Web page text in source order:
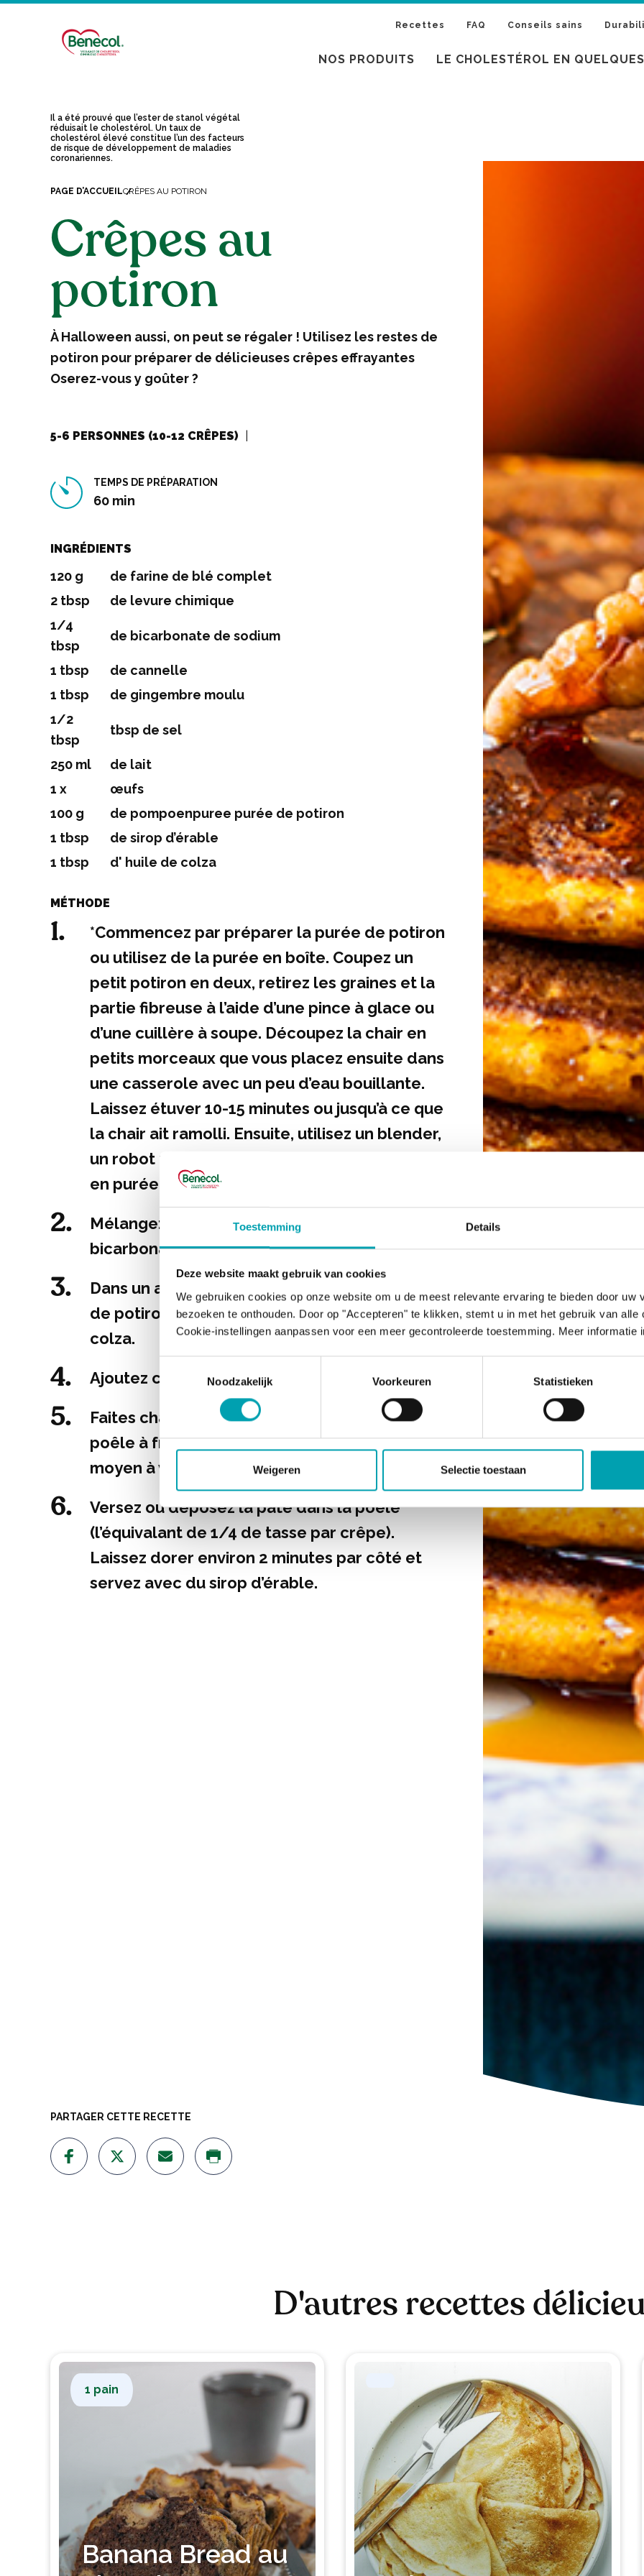
Toestemming Details
Deze website maakt gebruik van cookies
We gebruiken cookies op onze website om u de meest relevante ervaring te bieden door uw
bezoeken te onthouden. Door op "Accepteren" te klikken, stemt u in met het gebruik van
Cookie-instellingen aanpassen voor een meer gecontroleerde toestemming. Meer informatie
Noodzakelijk
Voorkeuren Statistieken
Weigeren Selectie toestaan
Recettes FAQ Conseils sains
Il a été prouvé que l’ester de stanol végétal
réduisait le cholestérol. Un taux de
cholestérol élevé constitue l’un des facteurs
de risque de développement de maladies
coronariennes.
NOS PRODUITS LE CHOLESTÉROL EN
PAGE D’ACCUEILCRÊPES AU POTIRON
Crêpes au
potiron
À Halloween aussi, on peut se régaler ! Utilisez les restes de
potiron pour préparer de délicieuses crêpes effrayantes
Oserez-vous y goûter ?
5-6 PERSONNES (10-12 CRÊPES)
TEMPS DE PRÉPARATION
60 min
INGRÉDIENTS
120 g
de farine de blé complet
2 tbsp
de levure chimique
1/4
tbsp
de bicarbonate de sodium
1 tbsp
de cannelle
1 tbsp
de gingembre moulu
1/2
tbsp
tbsp de sel
250 ml
de lait
1 x
œufs
100 g
de pompoenpuree purée de potiron
1 tbsp
de sirop d’érable
1 tbsp
d' huile de colza
MÉTHODE
*Commencez par préparer la purée de potiron
ou utilisez de la purée en boîte. Coupez un
petit potiron en deux, retirez les graines et la
partie fibreuse à l’aide d’une pince à glace ou
d’une cuillère à soupe. Découpez la chair en
petits morceaux que vous placez ensuite dans
une casserole avec un peu d’eau bouillante.
Laissez étuver 10-15 minutes ou jusqu’à ce que
la chair ait ramolli. Ensuite, utilisez un blender,
un robot ménager ou un mixeur pour la réduire
en purée.
Mélangez la farine, la levure chimique, le
bicarbonate de sodium et le sel dans un bol.
Dans un autre plat, mélangez le lait, la purée
de potiron, l’œuf, le sirop d’érable et l’huile de
colza.
Ajoutez ce mélange aux ingrédients secs.
Faites chauffer une plaque chauffante ou une
poêle à frire légèrement beurrée sur feu
moyen à vif.
Versez ou déposez la pâte dans la poêle
(l’équivalant de 1/4 de tasse par crêpe).
Laissez dorer environ 2 minutes par côté et
servez avec du sirop d’érable.
PARTAGER CETTE RECETTE
D'autres recettes
Banana Bread au
1 pain